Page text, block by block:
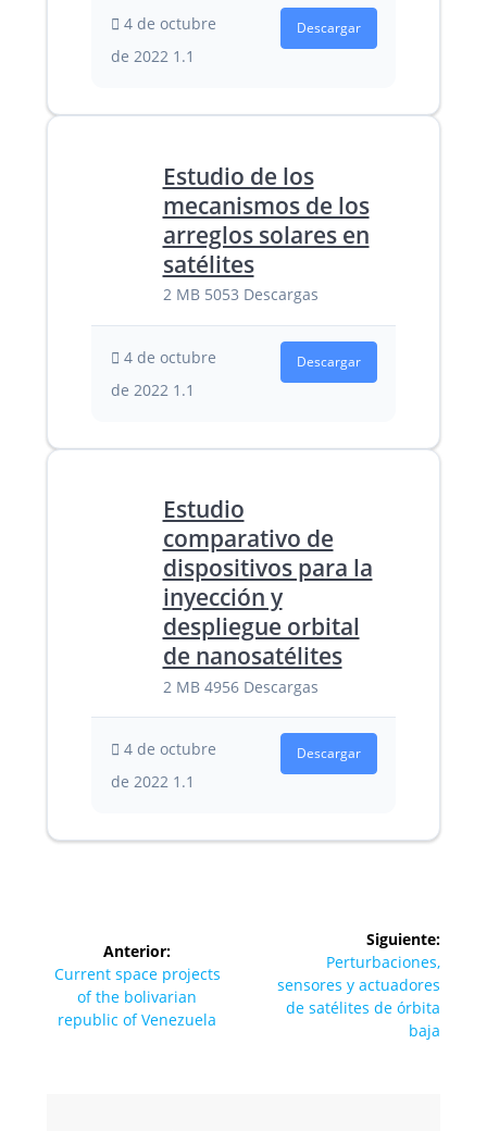
4 de octubre
de 2022 1.1
Descargar
Estudio de los
mecanismos de los
arreglos solares en
satélites
2 MB 5053 Descargas
4 de octubre
de 2022 1.1
Descargar
Estudio
comparativo de
dispositivos para la
inyección y
despliegue orbital
de nanosatélites
2 MB 4956 Descargas
4 de octubre
de 2022 1.1
Descargar
de
entradas
Anterior:
Entrada
anterior:
Current space projects
of the bolivarian
republic of Venezuela
Siguiente:
Siguiente
entrada:
Perturbaciones,
sensores y actuadores
de satélites de órbita
baja